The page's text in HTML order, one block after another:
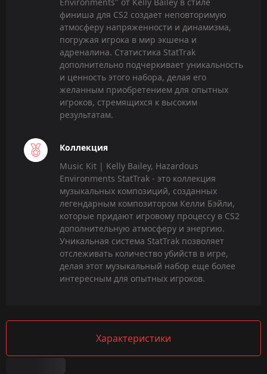
Environments" от Kelly Bailey в стиле
финиша для CS2 создает неповторимую
атмосферу напряженности и динамизма,
погружая игрока в мир экшена и
адреналина. Статистика StatTrak
дополнительно подчеркивает уникальность
и ценность этого набора, делая его
желанным приобретением для опытных
игроков, стремящихся к высоким
результатам.
Коллекция
Music Kit | Kelly Bailey, Hazardous
Environments StatTrak - это коллекция
музыкальных композиций, созданных
легендарным композитором Келли Бэйли,
которые придают игровому процессу в CS2
дополнительную атмосферу и энергию.
Уникальная система StatTrak позволяет
отслеживать количество убийств в игре,
делая этот музыкальный набор еще более
интересным для опытных игроков.
Характеристики